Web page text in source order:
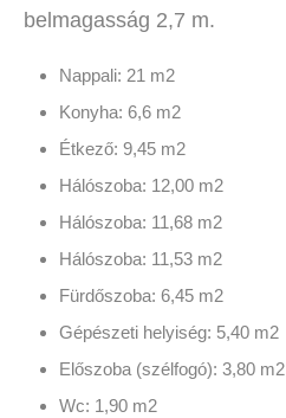
belmagasság 2,7 m.
Nappali: 21 m2
Konyha: 6,6 m2
Étkező: 9,45 m2
Hálószoba: 12,00 m2
Hálószoba: 11,68 m2
Hálószoba: 11,53 m2
Fürdőszoba: 6,45 m2
Gépészeti helyiség: 5,40 m2
Előszoba (szélfogó): 3,80 m2
Wc: 1,90 m2